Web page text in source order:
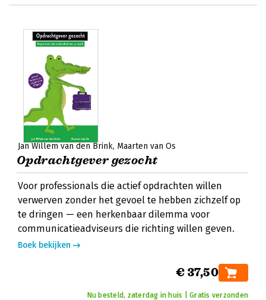
Jan Willem van den Brink Maarten van Os
Opdrachtgever gezocht
Voor professionals die actief opdrachten willen
verwerven zonder het gevoel te hebben zichzelf op
te dringen — een herkenbaar dilemma voor
communicatieadviseurs die richting willen geven.
Boek bekijken
€ 37,50
Nu besteld, zaterdag in huis | Gratis verzonden